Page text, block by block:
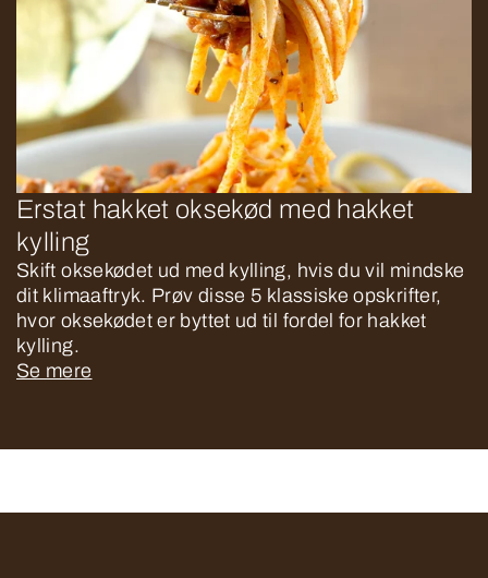
Erstat hakket oksekød med hakket
kylling
Skift oksekødet ud med kylling, hvis du vil mindske
dit klimaaftryk. Prøv disse 5 klassiske opskrifter,
hvor oksekødet er byttet ud til fordel for hakket
kylling.
Se mere